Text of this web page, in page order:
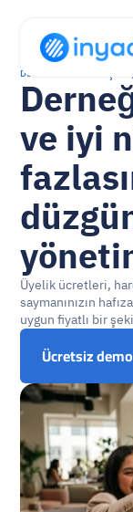
Dernekler & STK'lar için
ve iyi
Üyelik ücretleri,
saymanınızın
uygun fiyatlı bir
Ücretsiz